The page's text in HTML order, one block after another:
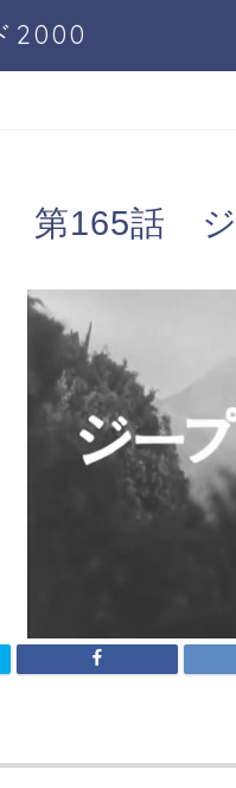
2000
第165話 ジ